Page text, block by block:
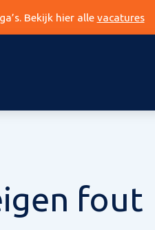
Bekijk hier alle vacatures
fout